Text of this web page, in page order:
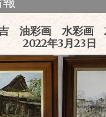
油彩画 水彩画
2022年3月23日